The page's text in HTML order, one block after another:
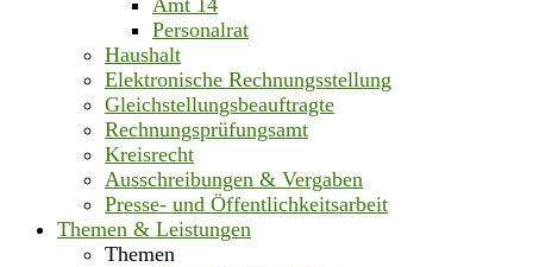
Personalrat
Haushalt
Elektronische Rechnungsstellung
Gleichstellungsbeauftragte
Rechnungsprüfungsamt
Kreisrecht
Ausschreibungen & Vergaben
Presse- und Öffentlichkeitsarbeit
Themen & Leistungen
Themen